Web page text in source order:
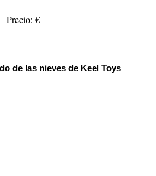
Precio: €
de las nieves de Keel Toys